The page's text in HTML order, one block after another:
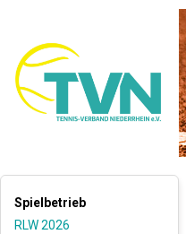
Spielbetrieb
RLW 2026